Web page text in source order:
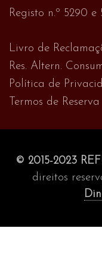
Registo n.º 5290 e
Livro de
Res. Altern.
Política de
Termos de Reserva
© 2015-2023
direitos